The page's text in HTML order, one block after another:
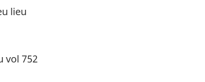
lieu
vol 752